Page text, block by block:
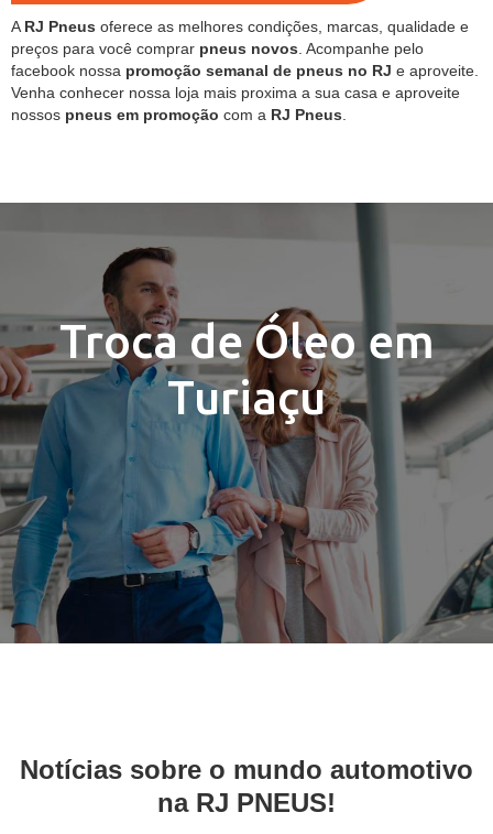
A RJ Pneus oferece as melhores condições, marcas, qualidade e
preços para você comprar pneus novos . Acompanhe pelo
facebook nossa promoção semanal de pneus no RJ e aproveite.
Venha conhecer nossa loja mais proxima a sua casa e aproveite
nossos pneus em promoção com a RJ Pneus
Troca de Óleo em
Turiaçu
Notícias sobre o mundo automotivo
na RJ PNEUS!